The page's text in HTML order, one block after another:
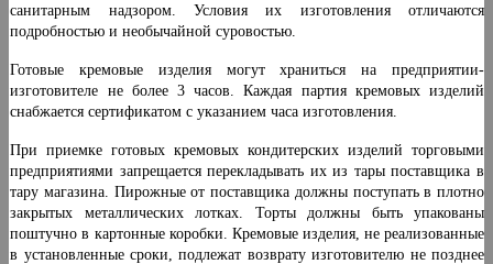
санитарным надзором. Условия их изготовления отличаются
подробностью и необы­чайной суровостью.
Готовые кремовые изделия могут храниться на предприятии-
изготовителе не более 3 часов. Каждая партия кремовых изделий
снабжается сертификатом с указа­нием часа изготовления.
При приемке готовых кремовых кондитерских изде­лий торговыми
предприятиями запрещается перекла­дывать их из тары поставщика в
тару магазина. Пиро­жные от поставщика должны поступать в плотно
зак­рытых металлических лотках. Торты должны быть упакованы
поштучно в картонные коробки. Кремовые изделия, не реализованные
в установленные сроки, подлежат возврату изготовителю не позднее